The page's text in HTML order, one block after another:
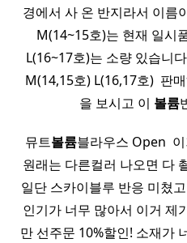
경에서 사 온 반지라서 이름
M(14~15호)는 현재 일시
L(16~17호)는 소량 있습니
M(14,15호) L(16,17호) ​ 판
을 보시고 이 볼륨
뮤트볼륨블라우스 Open
원래는 다른컬러 나오면 다
일단 스카이블루 반응 미쳤
인기가 너무 많아서 이거 제
만 선주문 10%할인! 소재가